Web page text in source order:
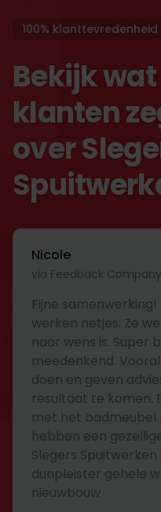
100% klanttevredenheid
Bekijk
klanten
over
Nicole
via Feedback Company
Fijne
werken netjes. Ze
naar wens is. Super
meedenkend.
doen en geven
resultaat te komen.
met het badmeubel
hebben een
Slegers
dunpleister gehele
nieuwbouw